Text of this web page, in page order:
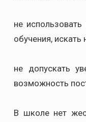
не
обучения, искать
не допускать
возможность
В школе нет